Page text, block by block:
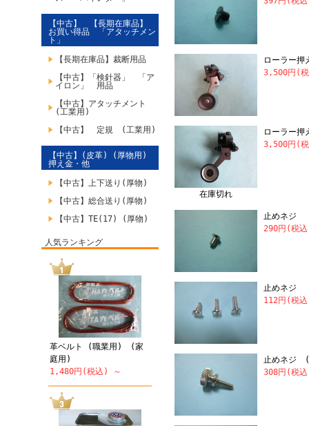
【中古】 【長期在庫品】
お買い得品 「アタッチメン
ト」
【長期在庫品】裁断用品
【中古】「検針器」 「ア
イロン」 用品
【中古】アタッチメント
(工業用)
【中古】 定規 (工業用)
【中古】(皮革) (厚物用)
押え金・他
【中古】上下送り(厚物)
【中古】総合送り(厚物)
【中古】TE(17) (厚物)
人気ランキング
革ベルト (職業用) (家
庭用)
1,480円(税込) ～
ローラー
3,500円(
在庫切れ
ローラー
3,500円(
止めネジ
290円(税
止めネジ
112円(税
止めネジ (
308円(税